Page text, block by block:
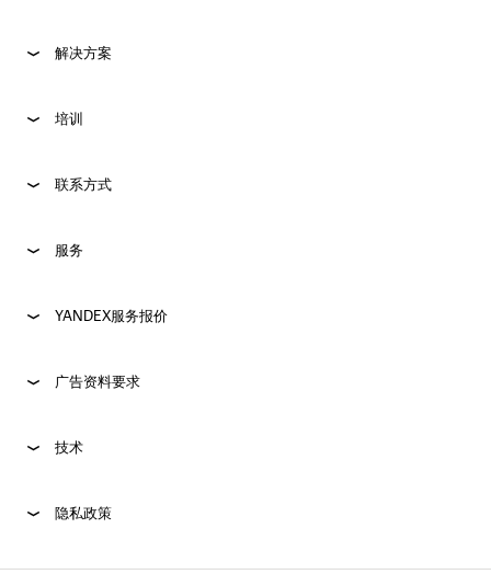
解决方案
培训
联系方式
服务
YANDEX服务报价
广告资料要求
技术
隐私政策